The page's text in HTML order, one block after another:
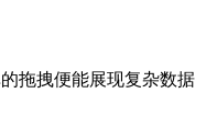
拖拽便能展现复杂数据